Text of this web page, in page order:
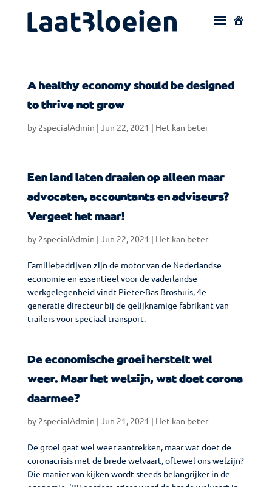
A healthy economy should be designed
to thrive not grow
by 2specialAdmin | Jun 22, 2021 | Het kan beter
Een land laten draaien op alleen maar
advocaten, accountants en adviseurs?
Vergeet het maar!
by 2specialAdmin | Jun 22, 2021 | Het kan beter
Familiebedrijven zijn de motor van de Nederlandse
economie en essentieel voor de vaderlandse
werkgelegenheid vindt Pieter-Bas Broshuis, 4e
generatie directeur bij de gelijknamige fabrikant van
trailers voor speciaal transport.
De economische groei herstelt wel
weer. Maar het welzijn, wat doet corona
daarmee?
by 2specialAdmin | Jun 21, 2021 | Het kan beter
De groei gaat wel weer aantrekken, maar wat doet de
coronacrisis met de brede welvaart, oftewel ons welzijn?
Die manier van kijken wordt steeds belangrijker in de